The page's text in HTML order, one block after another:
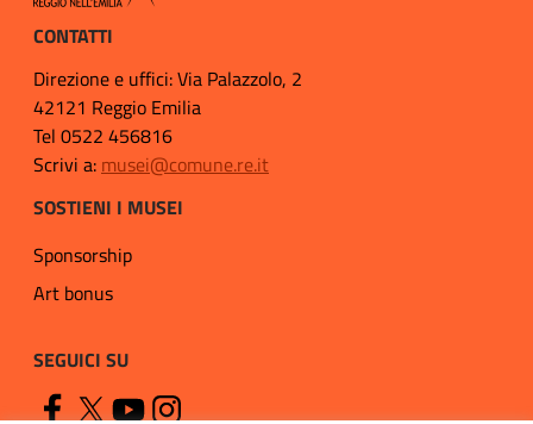
CONTATTI
Direzione e uffici: Via Palazzolo, 2
42121 Reggio Emilia
Tel 0522 456816
Scrivi a: musei@comune.re.it
SOSTIENI I MUSEI
Sponsorship
Art bonus
SEGUICI SU